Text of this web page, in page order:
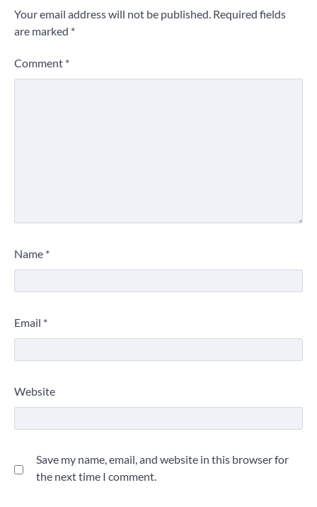
Your email address will not be published. Required fields
are marked *
Comment *
Name *
Email *
Website
Save my name, email, and website in this browser for
the next time I comment.